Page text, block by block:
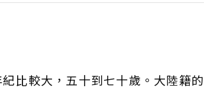
比較大，五十到七十歲。大陸籍的